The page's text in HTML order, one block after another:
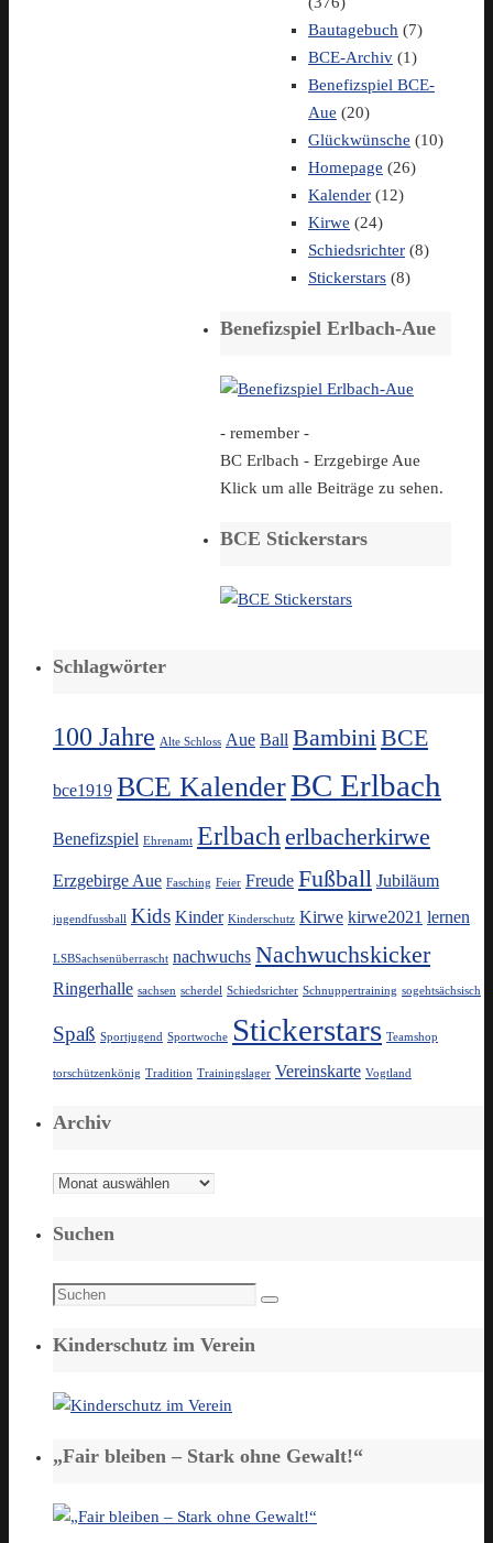
Bautagebuch (7)
BCE-Archiv (1)
Benefizspiel BCE-
Aue (20)
Glückwünsche (10)
Homepage (26)
Kalender (12)
Kirwe (24)
Schiedsrichter (8)
Stickerstars (8)
Benefizspiel Erlbach-Aue
- remember -
BC Erlbach - Erzgebirge Aue
Klick um alle Beiträge zu sehen.
BCE Stickerstars
Schlagwörter
100 Jahre Alte Schloss Aue Ball BambiniBCE
bce1919 BCE KalenderBC Erlbach
Benefizspiel Ehrenamt Erlbach erlbacherkirwe
Erzgebirge Aue Fasching Feier Freude Fußball Jubiläum
jugendfussball Kids Kinder Kinderschutz Kirwe kirwe2021 lernen
LSBSachsenüberrascht nachwuchs Nachwuchskicker
Ringerhalle sachsen scherdel Schiedsrichter Schnuppertraining sogehtsächsisch
Spaß Sportjugend Sportwoche Stickerstars Teamshop
torschützenkönig Tradition Trainingslager Vereinskarte Vogtland
Archiv
Archiv
Suchen
Suchen
Suchen
Kinderschutz im Verein
„Fair bleiben – Stark ohne Gewalt!“